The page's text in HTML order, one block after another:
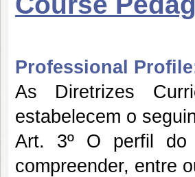
Professional
As Diretrizes
estabelecem o
Art. 3º O perfil do
compreender, entre